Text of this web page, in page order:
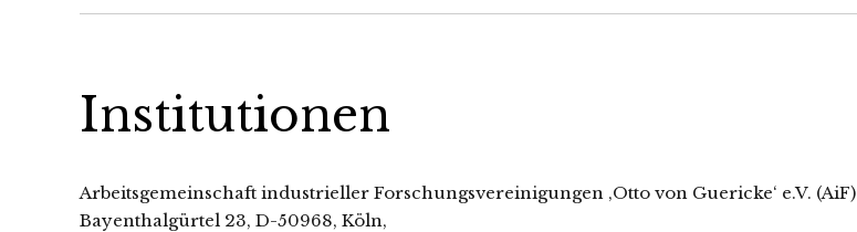
Institutionen
Arbeitsgemeinschaft industrieller Forschungsvereinigungen ‚Otto von Guericke‘ e.V. (AiF)
Bayenthalgürtel 23, D-50968, Köln,